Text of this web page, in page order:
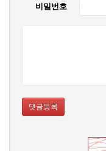
비밀번호
댓글등록